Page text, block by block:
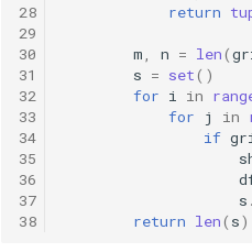
28
29
30
31
32
33
34
35
36
37
38
return
m, n = len(
s = set()
for i in
for
j in
if
s .
return len( s)